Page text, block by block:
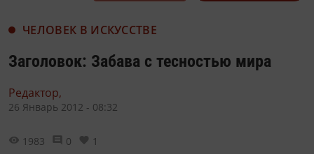
ЧЕЛОВЕК В ИСКУССТВЕ
Заголовок: Забава с тесностью мира
Редактор,
26 Январь 2012 - 08:32
1983 0 1